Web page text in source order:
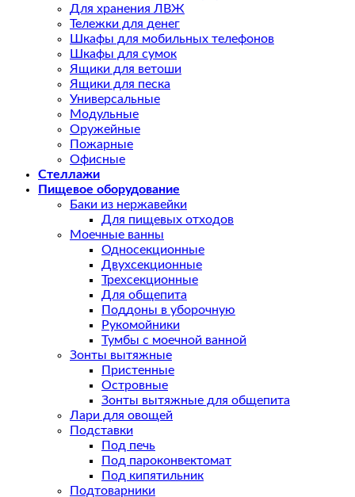
Для хранения ЛВЖ
Тележки для денег
Шкафы для мобильных телефонов
Шкафы для сумок
Ящики для ветоши
Ящики для песка
Универсальные
Модульные
Оружейные
Пожарные
Офисные
Стеллажи
Пищевое оборудование
Баки из нержавейки
Для пищевых отходов
Моечные ванны
Односекционные
Двухсекционные
Трехсекционные
Для общепита
Поддоны в уборочную
Рукомойники
Тумбы с моечной ванной
Зонты вытяжные
Пристенные
Островные
Зонты вытяжные для общепита
Лари для овощей
Подставки
Под печь
Под пароконвектомат
Под кипятильник
Подтоварники